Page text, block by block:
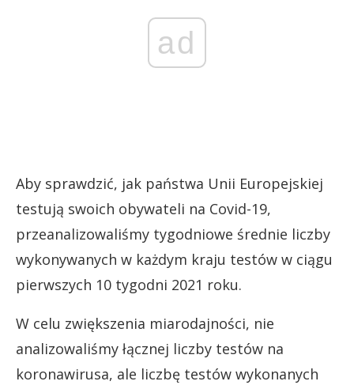
ad
Aby sprawdzić, jak państwa Unii Europejskiej
testują swoich obywateli na Covid-19,
przeanalizowaliśmy tygodniowe średnie liczby
wykonywanych w każdym kraju testów w ciągu
pierwszych 10 tygodni 2021 roku.
W celu zwiększenia miarodajności, nie
analizowaliśmy łącznej liczby testów na
koronawirusa, ale liczbę testów wykonanych